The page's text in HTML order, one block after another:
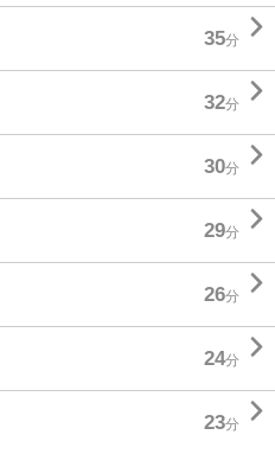
35分 
32分 
30分 
29分 
26分 
24分 
23分 